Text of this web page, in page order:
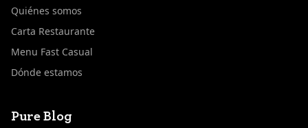
Quiénes somos
Carta Restaurante
Menu Fast Casual
Dónde estamos
Pure Blog